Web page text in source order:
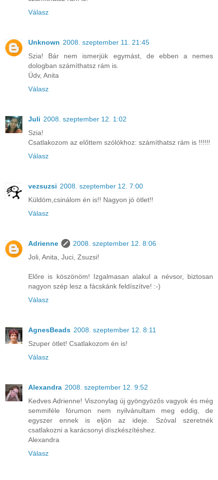
Válasz
Unknown 2008. szeptember 11. 21:45
Szia! Bár nem ismerjük egymást, de ebben a nemes
dologban számíthatsz rám is.
Üdv, Anita
Válasz
Juli 2008. szeptember 12. 1:02
Szia!
Csatlakozom az előttem szólókhoz: számíthatsz rám is !!!!!!
Válasz
vezsuzsi 2008. szeptember 12. 7:00
Küldöm,csinálom én is!! Nagyon jó ötlet!!
Válasz
Adrienne
2008. szeptember 12. 8:06
Joli, Anita, Juci, Zsuzsi!
Előre is köszönöm! Izgalmasan alakul a névsor, biztosan
nagyon szép lesz a fácskánk feldíszítve! :-)
Válasz
AgnesBeads 2008. szeptember 12. 8:11
Szuper ötlet! Csatlakozom én is!
Válasz
Alexandra 2008. szeptember 12. 9:52
Kedves Adrienne! Viszonylag új gyöngyözős vagyok és még
semmiféle fórumon nem nyilvánultam meg eddig, de
egyszer ennek is eljön az ideje. Szóval szeretnék
csatlakozni a karácsonyi díszkészítéshez.
Alexandra
Válasz